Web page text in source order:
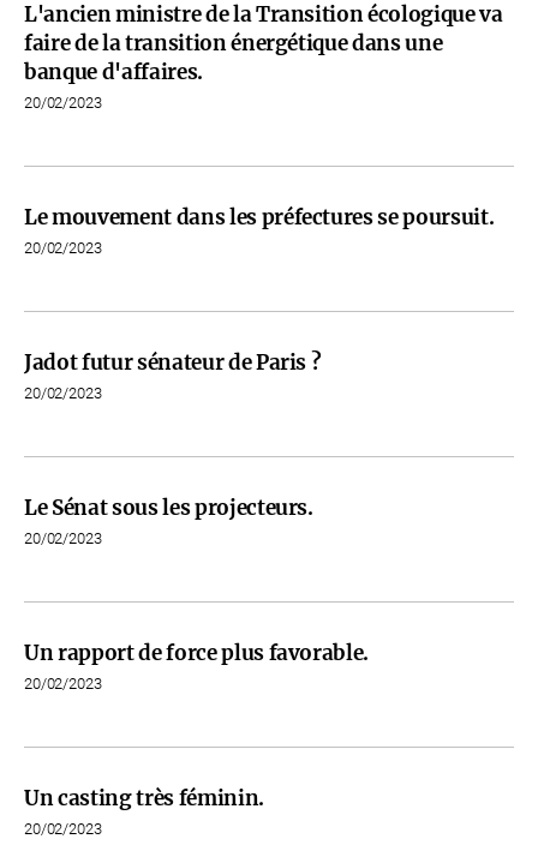
L'ancien ministre de la Transition écologique va
faire de la transition énergétique dans une
banque d'affaires.
20/02/2023
Le mouvement dans les préfectures se poursuit.
20/02/2023
Jadot futur sénateur de Paris ?
20/02/2023
Le Sénat sous les projecteurs.
20/02/2023
Un rapport de force plus favorable.
20/02/2023
Un casting très féminin.
20/02/2023